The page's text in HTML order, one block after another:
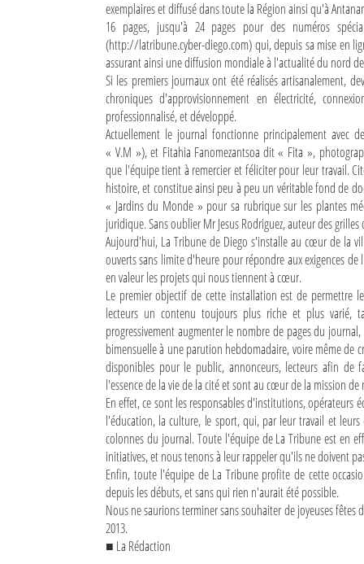
Diego Suarez Pratique
Les Petites Annonces
La Tribune de Diego en PDF
Connexion
Identifiant oublié ?
Mot de passe oublié ?
exemplaires et diffusé dans toute la Région ainsi qu'à
16 pages, jusqu'à 24 pages pour des numéros
(http://latribune.cyber-diego.com) qui, depuis sa mise en
assurant ainsi une diffusion mondiale à l'actualité du nord
Si les premiers journaux ont été réalisés artisanalement,
chroniques d'approvisionnement en électricité,
professionnalisé, et développé.
Actuellement le journal fonctionne principalement avec
« V.M »), et Fitahia Fanomezantsoa dit « Fita »,
que l'équipe tient à remercier et féliciter pour leur travail.
histoire, et constitue ainsi peu à peu un véritable fond de
« Jardins du Monde » pour sa rubrique sur les plantes
juridique. Sans oublier Mr Jesus Rodriguez, auteur des grilles
Aujourd'hui, La Tribune de Diego s'installe au cœur de la
ouverts sans limite d'heure pour répondre aux exigences
en valeur les projets qui nous tiennent à cœur.
Le premier objectif de cette installation est de permettre
lecteurs un contenu toujours plus riche et plus varié,
progressivement augmenter le nombre de pages du
bimensuelle à une parution hebdomadaire, voire même de
disponibles pour le public, annonceurs, lecteurs afin
l'essence de la vie de la cité et sont au cœur de la mission
En effet, ce sont les responsables d'institutions, opérateurs
l'éducation, la culture, le sport, qui, par leur travail et
colonnes du journal. Toute l'équipe de La Tribune est en
initiatives, et nous tenons à leur rappeler qu'ils ne doivent
Enfin, toute l'équipe de La Tribune profite de cette
depuis les débuts, et sans qui rien n'aurait été possible.
Nous ne saurions terminer sans souhaiter de joyeuses
2013.
■ La Rédaction